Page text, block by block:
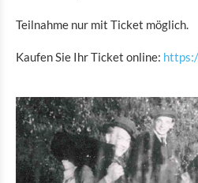
Nieuws
Teilnahme nur mit Ticket möglich.
Kaufen Sie Ihr Ticket online: